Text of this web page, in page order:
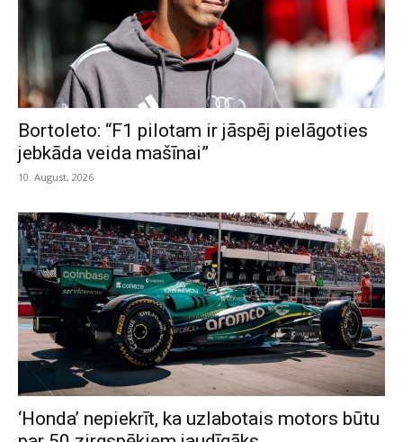
Bortoleto: “F1 pilotam ir jāspēj pielāgoties
jebkāda veida mašīnai”
10. August, 2026
‘Honda’ nepiekrīt, ka uzlabotais motors būtu